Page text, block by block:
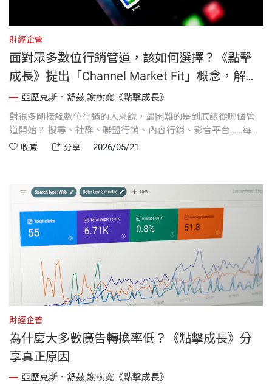
財經企管
面對眾多數位行銷管道，該如何選擇？《點擊
成長》提出「Channel Market Fit」概念，解析
探索、測試與擴大規模的關鍵策略。
亞歷克斯．舒茲,謝樹寬《點擊成長》
對很多剛接觸數位行銷的人來說，最困難的是到底該從哪個管
道開始？ 搜尋、社群、聯盟行銷、內容行銷、影音平台……每個
管道都有人成功，也都有人失敗。《點擊成長》這章很精彩地
道，就不該輕易放棄；但在找到之前，又必須持續探索與測
試。這段內容不只是在談行銷，更像是在談成長策略與資源配
置。
收藏 分享 2026/05/21
財經企管
為什麼大多數廣告轉換率低？《點擊成長》分
享真正原因
亞歷克斯．舒茲,謝樹寬《點擊成長》